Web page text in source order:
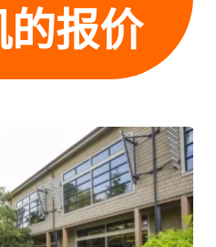
报价